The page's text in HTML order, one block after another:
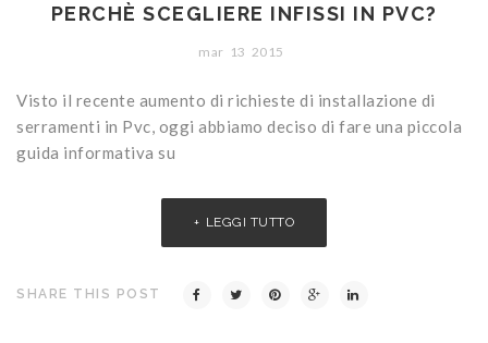
PERCHÈ SCEGLIERE INFISSI IN PVC?
mar 13 2015
Visto il recente aumento di richieste di installazione di
serramenti in Pvc, oggi abbiamo deciso di fare una piccola
guida informativa su
LEGGI TUTTO
SHARE THIS POST